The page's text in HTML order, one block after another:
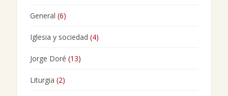
General (6)
Iglesia y sociedad (4)
Jorge Doré (13)
Liturgia (2)